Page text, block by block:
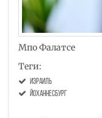
Мпо Фалатсе
Теги:
Израиль
Йоханнесбург